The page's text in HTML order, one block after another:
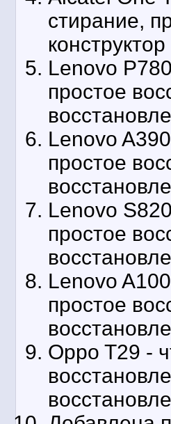
стирание,
Lenovo
простое
Lenovo
простое
Lenovo
простое
Lenovo
простое
Oppo T29 -